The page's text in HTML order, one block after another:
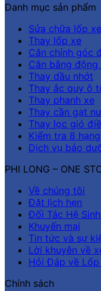
Danh mục sản phẩm
Sửa chữa lốp xe
Thay lốp xe
Cân chỉnh góc
Cân bằng động
Thay dầu nhớt
Thay ắc quy ô
Thay phanh xe
Thay cần gạt
Thay lọc gió
Kiểm tra 8
Dịch vụ bảo
PHI LONG – ONE
Về chúng tôi
Đặt lịch hẹn
Đối Tác Hệ
Khuyến mại
Tin tức và sự
Lời khuyên về
Hỏi Đáp về Lốp
Chính sách